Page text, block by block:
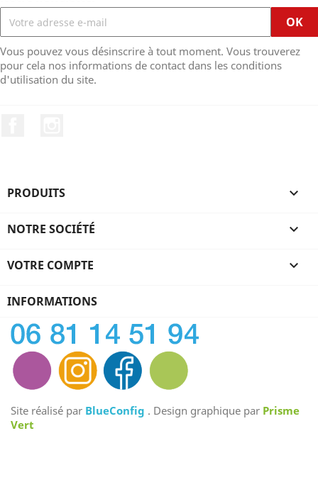
Vous pouvez vous désinscrire à tout moment. Vous trouverez
pour cela nos informations de contact dans les conditions
d'utilisation du site.
PRODUITS 
NOTRE SOCIÉTÉ 
VOTRE COMPTE 
INFORMATIONS
Site réalisé par BlueConfig . Design graphique par Prisme
Vert